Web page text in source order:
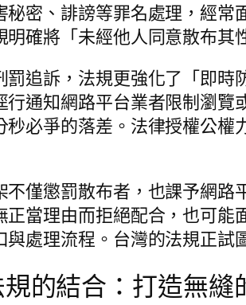
秘密、誹謗等罪名處理，經常
明確將「未經他人同意散布其
罰追訴，法規更強化了「即
行通知網路平台業者限制瀏
秒必爭的落差。法律授權公
不僅懲罰散布者，也課予網
正當理由而拒絕配合，也可
與處理流程。台灣的法規正試
的結合：打造無縫